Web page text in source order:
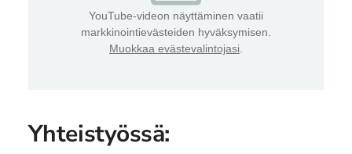
YouTube-videon näyttäminen vaatii
markkinointievästeiden hyväksymisen.
Muokkaa evästevalintojasi
Yhteistyössä: